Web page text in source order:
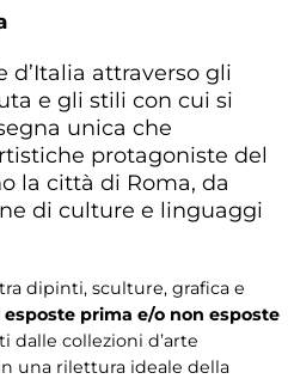
d’Italia attraverso gli
e gli stili con cui si
unica che
protagoniste del
la città di Roma, da
di culture e linguaggi
dipinti, sculture, grafica e
prima e/o non esposte
dalle collezioni d’arte
una rilettura ideale della